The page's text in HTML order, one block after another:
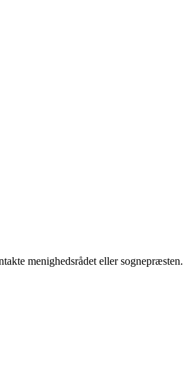
menighedsrådet eller sognepræsten.